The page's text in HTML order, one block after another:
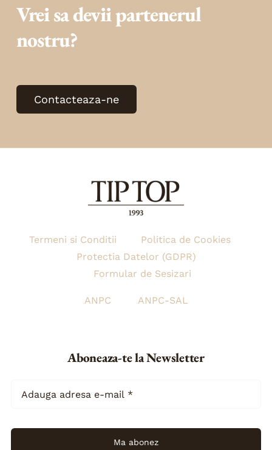
Vrei sa devii partenerul
nostru?
Contacteaza-ne
Termeni si Conditii
Politica de Cookies
Protectia Datelor (GDPR)
Formular de Sesizari
ANPC ANPC-SAL
Aboneaza-te la Newsletter
Ma abonez